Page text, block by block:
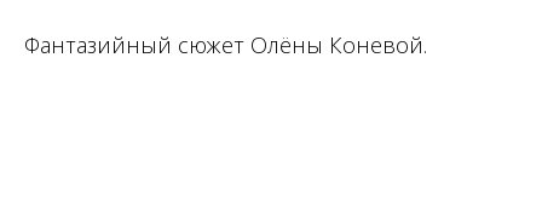
Фантазийный сюжет Олёны Коневой.